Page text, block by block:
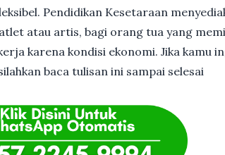
Pendidikan Kesetaraan
atau artis, bagi orang tua yang
karena kondisi ekonomi. Jika kamu
baca tulisan ini sampai selesai